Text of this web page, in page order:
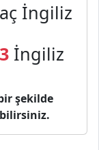
İngiliz
İngiliz
şekilde